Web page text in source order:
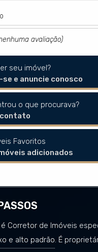
avaliação)
seu imóvel?
e anuncie conosco
o que procurava?
Favoritos
adicionados
Corretor de Imóveis
e alto padrão. É